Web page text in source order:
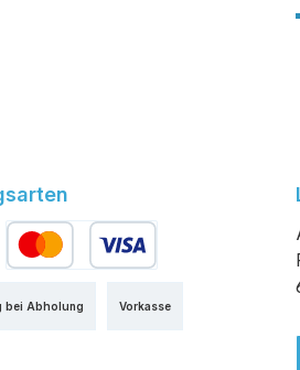
Vorkasse
bei Abholung